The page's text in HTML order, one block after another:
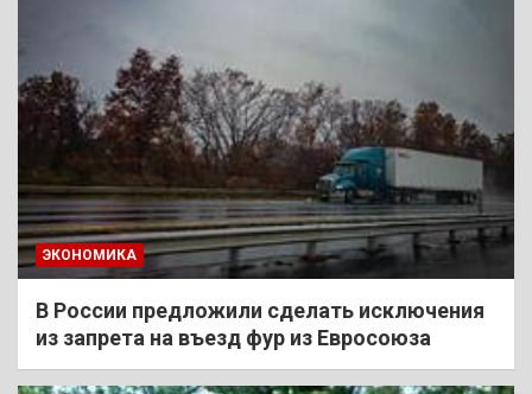
ЭКОНОМИКА
В России предложили сделать исключения
из запрета на въезд фур из Евросоюза